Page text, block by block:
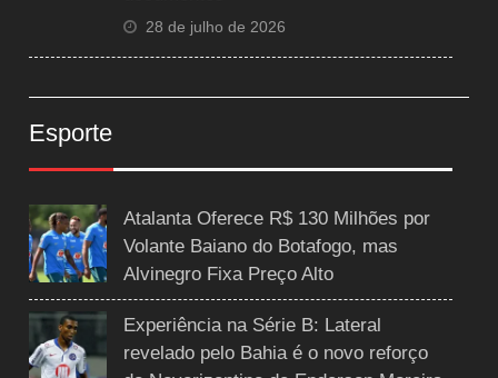
28 de julho de 2026
Esporte
Atalanta Oferece R$ 130 Milhões por
Volante Baiano do Botafogo, mas
Alvinegro Fixa Preço Alto
Experiência na Série B: Lateral
revelado pelo Bahia é o novo reforço